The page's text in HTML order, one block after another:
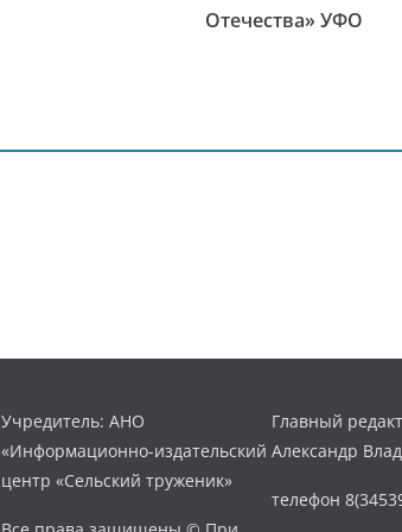
Отечества» УФО
Учредитель: АНО
«Информационно-издательский
центр «Сельский труженик»
Главный
Александр
телефон